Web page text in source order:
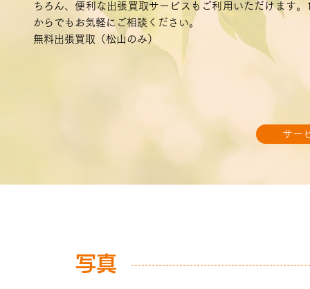
ちろん、便利な出張買取サービスもご利用いただけます。
からでもお気軽にご相談ください。
無料出張買取（松山のみ）
サー
写真